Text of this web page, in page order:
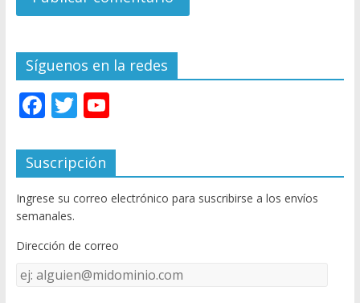
Síguenos en la redes
F
e
b
o
o
k
T
itt
er
Y
u
T
u
e
C
Suscripción
Ingrese su correo electrónico para suscribirse a los envíos
semanales.
Dirección de correo
Dirección
de